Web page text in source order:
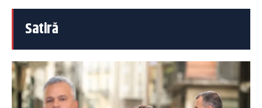
Satiră